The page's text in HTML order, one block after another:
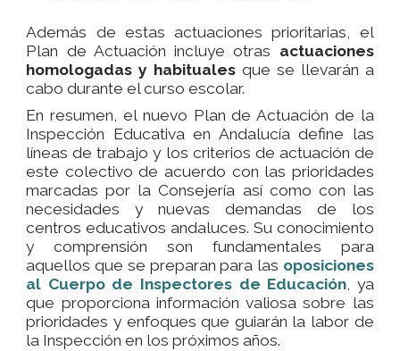
Además de estas actuaciones prioritarias, el
Plan de Actuación incluye otras actuaciones
homologadas y habituales que se llevarán a
cabo durante el curso escolar.
En resumen, el nuevo Plan de Actuación de la
Inspección Educativa en Andalucía define las
líneas de trabajo y los criterios de actuación de
este colectivo de acuerdo con las prioridades
marcadas por la Consejería así como con las
necesidades y nuevas demandas de los
centros educativos andaluces. Su conocimiento
y comprensión son fundamentales para
aquellos que se preparan para las oposiciones
al Cuerpo de Inspectores de Educación, ya
que proporciona información valiosa sobre las
prioridades y enfoques que guiarán la labor de
la Inspección en los próximos años.